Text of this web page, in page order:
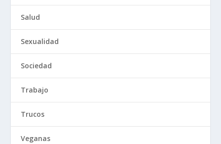
Salud
Sexualidad
Sociedad
Trabajo
Trucos
Veganas